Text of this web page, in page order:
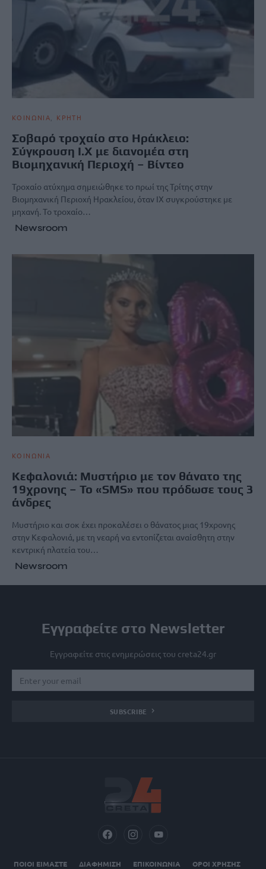
ΚΟΙΝΩΝΙΑ ΚΡΗΤΗ
Σοβαρό τροχαίο στο Ηράκλειο:
Σύγκρουση Ι.Χ με διανομέα στη
Βιομηχανική Περιοχή – Bίντεο
Τροχαίο ατύχημα σημειώθηκε το πρωί της Τρίτης στην
Βιομηχανική Περιοχή Ηρακλείου, όταν ΙΧ συγκρούστηκε με
μηχανή. Το τροχαίο…
Newsroom
ΚΟΙΝΩΝΙΑ
Κεφαλονιά: Μυστήριο με τον θάνατο της
19χρονης – Το «SMS» που πρόδωσε τους 3
άνδρες
Μυστήριο και σοκ έχει προκαλέσει ο θάνατος μιας 19χρονης
στην Κεφαλονιά, με τη νεαρή να εντοπίζεται αναίσθητη στην
κεντρική πλατεία του…
Newsroom
Εγγραφείτε στο Newsletter
Εγγραφείτε στις ενημερώσεις του creta24.gr
SUBSCRIBE
ΠΟΙΟΙ ΕΙΜΑΣΤΕ ΔΙΑΦΗΜΙΣΗ ΕΠΙΚΟΙΝΩΝΙΑ ΟΡΟΙ ΧΡΗΣΗΣ